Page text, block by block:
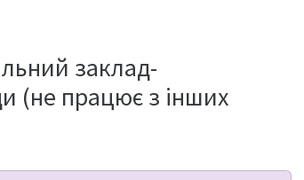
заклад-
(не працює з інших